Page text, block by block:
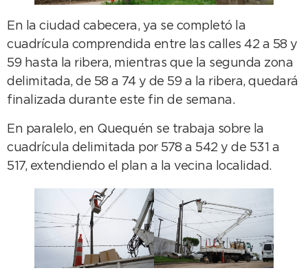
En la ciudad cabecera, ya se completó la
cuadrícula comprendida entre las calles 42 a 58 y
59 hasta la ribera, mientras que la segunda zona
delimitada, de 58 a 74 y de 59 a la ribera, quedará
finalizada durante este fin de semana.
En paralelo, en Quequén se trabaja sobre la
cuadrícula delimitada por 578 a 542 y de 531 a
517, extendiendo el plan a la vecina localidad.